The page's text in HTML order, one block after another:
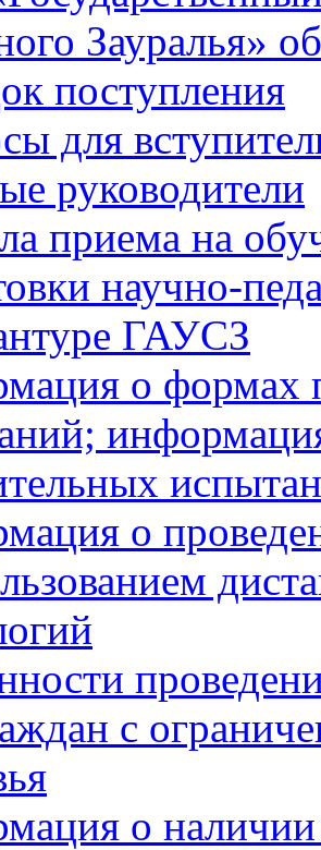
Зауралья»
поступления
для
руководители
приема на
научно-
ГАУСЗ
о формах
о
с
о